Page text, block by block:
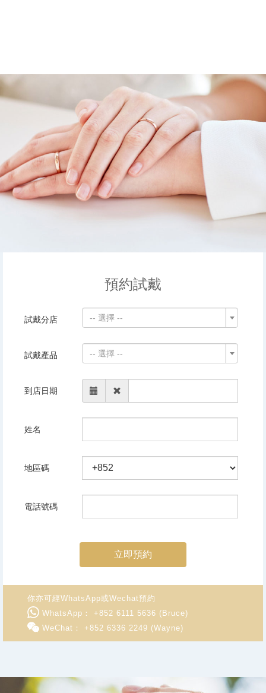
預約試戴
試戴分店 -- 選擇 --
試戴產品 -- 選擇 --
到店日期
姓名
地區碼
電話號碼
立即預約
你亦可經WhatsApp或Wechat預約
WhatsApp： +852 6111 5636 (Bruce)
WeChat： +852 6336 2249 (Wayne)